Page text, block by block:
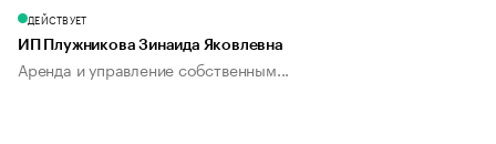
ДЕЙСТВУЕТ
ИП Плужникова Зинаида Яковлевна
Аренда и управление собственным...